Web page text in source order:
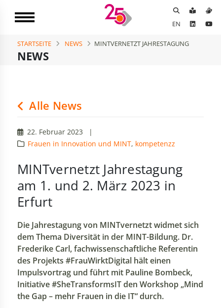
EN
NEWS
STARTSEITE NEWS MINTVERNETZT JAHRESTAGUNG
Alle News
22. Februar 2023
|
Frauen in Innovation und MINT, kompetenzz
MINTvernetzt Jahrestagung
am 1. und 2. März 2023 in
Erfurt
Die Jahrestagung von MINTvernetzt widmet sich
dem Thema Diversität in der MINT-Bildung. Dr.
Frederike Carl, fachwissenschaftliche Referentin
des Projekts #FrauWirktDigital hält einen
Impulsvortrag und führt mit Pauline Bombeck,
Initiative #SheTransformsIT den Workshop „Mind
the Gap – mehr Frauen in die IT“ durch.